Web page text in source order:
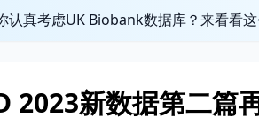
认真考虑UK Biobank数据库？来看看
2023新数据第二篇